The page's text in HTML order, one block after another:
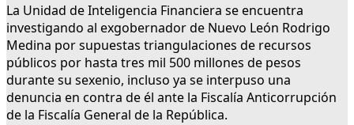
La Unidad de Inteligencia Financiera se encuentra
investigando al exgobernador de Nuevo León Rodrigo
Medina por supuestas triangulaciones de recursos
públicos por hasta tres mil 500 millones de pesos
durante su sexenio, incluso ya se interpuso una
denuncia en contra de él ante la Fiscalía Anticorrupción
de la Fiscalía General de la República.